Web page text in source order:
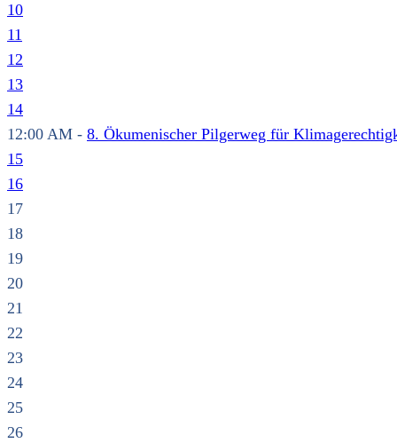
10
11
12
13
14
12:00 AM - 8. Ökumenischer Pilgerweg für
15
16
17
18
19
20
21
22
23
24
25
26